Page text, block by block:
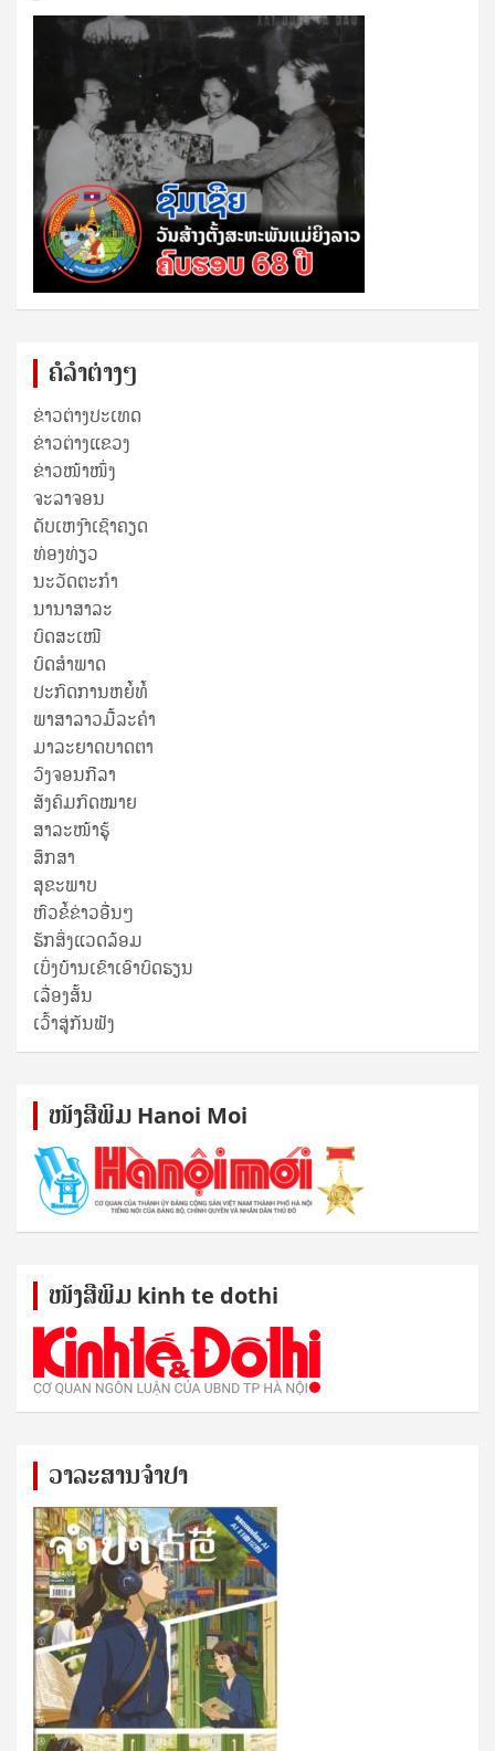
ຄໍລຳຕ່າງໆ
ຂ່າວຕ່າງປະເທດ
ຂ່າວ​ຕ່າງ​ແຂວງ
ຂ່າວໜ້າໜຶ່ງ
ຈະລາຈອນ
ດັບເຫງົາເຊົາຄຽດ
ທ່ອງທ່ຽວ
ນະວັດຕະກໍາ
ນານາສາລະ
ບົດສະເໜີ
ບົດສໍາພາດ
ປະກົດການຫຍໍ້ທໍ້
ພາສາລາວມື້ລະຄຳ
ມາລະຍາດບາດຕາ
ວົງຈອນກີລາ
ສັງຄົມກົດໝາຍ
ສາລະໜ້າຮູ້
ສຶກສາ
ສຸ​ຂະ​ພາບ
ຫົວຂໍ້ຂ່າວອື່ນໆ
ຮັກສິ່ງແວດລ້ອມ
ເບິ່ງບ້ານເຂົາເອົາບົດຮຽນ
ເລື່ອງສັ້ນ
ເວົ້າສູ່ກັນຟັງ
ໜັງ​ສື​ພິມ Hanoi Moi
ໜັງ​ສື​ພິມ kinh te dothi
ວາລະສານຈຳປາ